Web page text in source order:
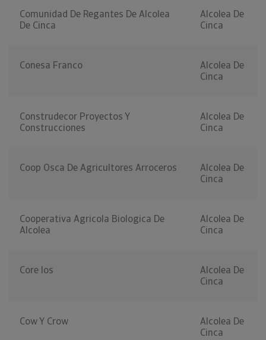
Comunidad De Regantes De Alcolea
De Cinca
Alcolea De
Cinca
Conesa Franco
Alcolea De
Cinca
Construdecor Proyectos Y
Construcciones
Alcolea De
Cinca
Coop Osca De Agricultores Arroceros
Alcolea De
Cinca
Cooperativa Agricola Biologica De
Alcolea
Alcolea De
Cinca
Core Ios
Alcolea De
Cinca
Cow Y Crow
Alcolea De
Cinca